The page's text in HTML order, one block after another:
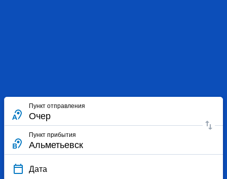
Пункт отправления
Пункт прибытия
Дата